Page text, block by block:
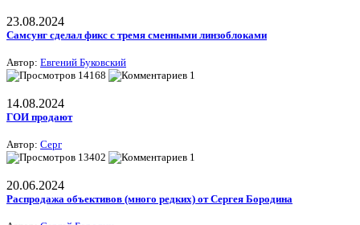
23.08.2024
Самсунг сделал фикс с тремя сменными линзоблоками
Автор: Евгений Буковский
14168
1
14.08.2024
ГОИ продают
Автор: Серг
13402
1
20.06.2024
Распродажа объективов (много редких) от Сергея Бородина